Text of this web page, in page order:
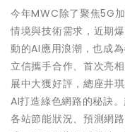
今年MWC除了聚焦5G
情境與技術需求，近期
動的AI應用浪潮，也成
立信攜手合作、首次亮
展中大獲好評，總座井
AI打造綠色網路的秘訣
各站節能狀況、預測網